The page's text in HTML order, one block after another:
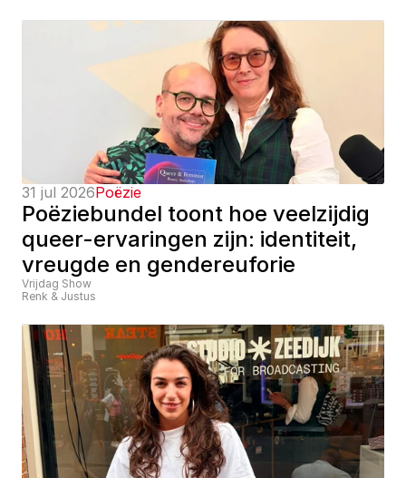
31 jul 2026Poëzie
Poëziebundel toont hoe veelzijdig
queer-ervaringen zijn: identiteit,
vreugde en gendereuforie
Vrijdag Show
Renk & Justus